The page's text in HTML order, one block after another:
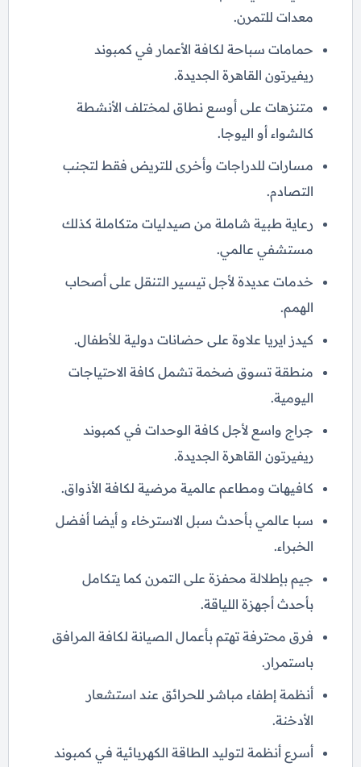
معدات للتمرن.
حمامات سباحة لكافة الأعمار في كمبوند
ريفيرتون القاهرة الجديدة.
متنزهات على أوسع نطاق لمختلف الأنشطة
كالشواء أو اليوجا.
مسارات للدراجات وأخرى للتريض فقط لتجنب
التصادم.
رعاية طبية شاملة من صيدليات متكاملة كذلك
مستشفي عالمي.
خدمات عديدة لأجل تيسير التنقل على أصحاب
الهمم.
كيدز ايريا علاوة على حضانات دولية للأطفال.
منطقة تسوق ضخمة تشمل كافة الاحتياجات
اليومية.
جراج واسع لأجل كافة الوحدات في كمبوند
ريفيرتون القاهرة الجديدة.
كافيهات ومطاعم عالمية مرضية لكافة الأذواق.
سبا عالمي بأحدث سبل الاسترخاء و أيضا أفضل
الخبراء.
جيم بإطلالة محفزة على التمرن كما يتكامل
بأحدث أجهزة اللياقة.
فرق محترفة تهتم بأعمال الصيانة لكافة المرافق
باستمرار.
أنظمة إطفاء مباشر للحرائق عند استشعار
الأدخنة.
أسرع أنظمة لتوليد الطاقة الكهربائية في كمبوند